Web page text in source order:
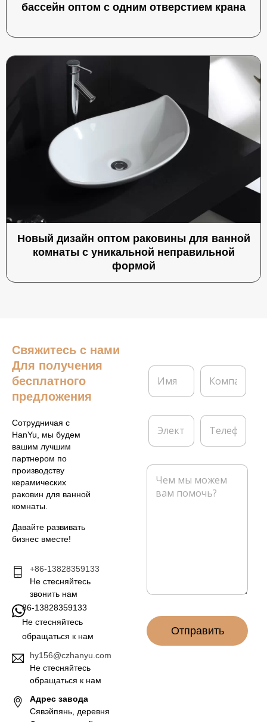
бассейн оптом с одним отверстием крана
Новый дизайн оптом раковины для ванной
комнаты с уникальной неправильной
формой
Свяжитесь с нами
Для получения
бесплатного
предложения
Сотрудничая с
HanYu, мы будем
вашим лучшим
партнером по
производству
керамических
раковин для ванной
комнаты.
Давайте развивать
бизнес вместе!
+86-13828359133
Не стесняйтесь
звонить нам
86-13828359133
Не стесняйтесь
обращаться к нам
hy156@czhanyu.com
Не стесняйтесь
обращаться к нам
Адрес завода
Сявэйпянь, деревня
И
я
К
м
а
я
Э
е
т
а
Т
л
ф
о
н
С
Отправить